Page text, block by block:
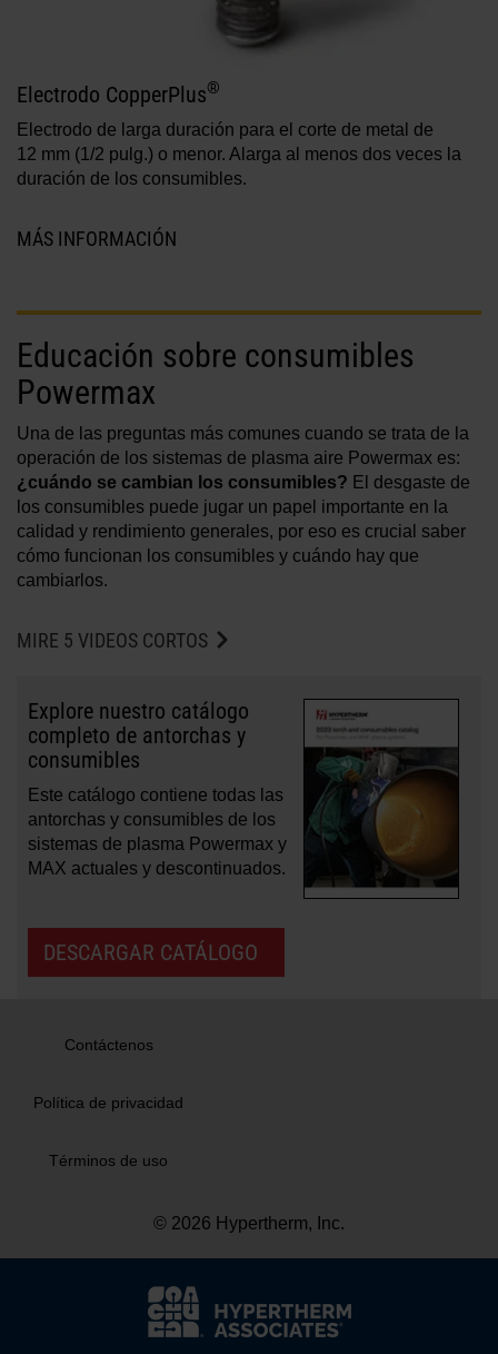
Electrodo CopperPlus®
Electrodo de larga duración para el corte de metal de
12 mm (1/2 pulg.) o menor. Alarga al menos dos veces la
duración de los consumibles.
MÁS INFORMACIÓN
Educación sobre consumibles
Powermax
Una de las preguntas más comunes cuando se trata de la
operación de los sistemas de plasma aire Powermax es:
¿cuándo se cambian los consumibles? El desgaste de
los consumibles puede jugar un papel importante en la
calidad y rendimiento generales, por eso es crucial saber
cómo funcionan los consumibles y cuándo hay que
cambiarlos.
MIRE 5 VIDEOS CORTOS
Explore nuestro catálogo
completo de antorchas y
consumibles
Este catálogo contiene todas las
antorchas y consumibles de los
sistemas de plasma Powermax y
MAX actuales y descontinuados.
DESCARGAR CATÁLOGO
Contáctenos
Política de privacidad
Términos de uso
© 2026 Hypertherm, Inc.